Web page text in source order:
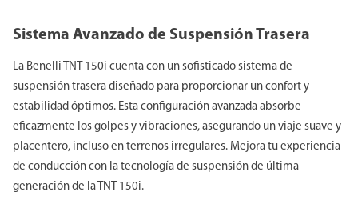
Sistema Avanzado de Suspensión Trasera
La Benelli TNT 150i cuenta con un sofisticado sistema de
suspensión trasera diseñado para proporcionar un confort y
estabilidad óptimos. Esta configuración avanzada absorbe
eficazmente los golpes y vibraciones, asegurando un viaje suave y
placentero, incluso en terrenos irregulares. Mejora tu experiencia
de conducción con la tecnología de suspensión de última
generación de la TNT 150i.